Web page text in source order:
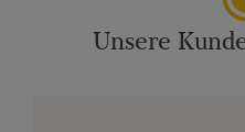
Unsere